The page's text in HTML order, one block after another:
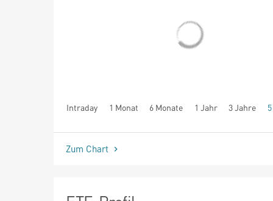
Intraday 1 Monat 6 Monate 1 Jahr 3 Jahre
seit Beginn
Zum Chart